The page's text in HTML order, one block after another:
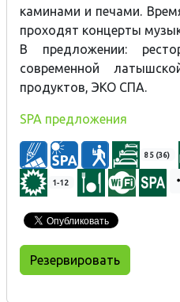
сочетанием вкусов.
каминами и печами.
проходят концерты
В предложении:
современной
продуктов, ЭКО СПА.
SPA предложения
85 (36)
1-12
Резервировать